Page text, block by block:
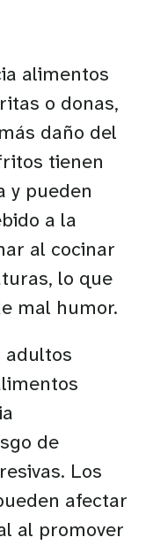
alimentos
o donas,
daño del
tienen
y pueden
a la
al cocinar
lo que
mal humor.
adultos
de
Los
afectar
al promover